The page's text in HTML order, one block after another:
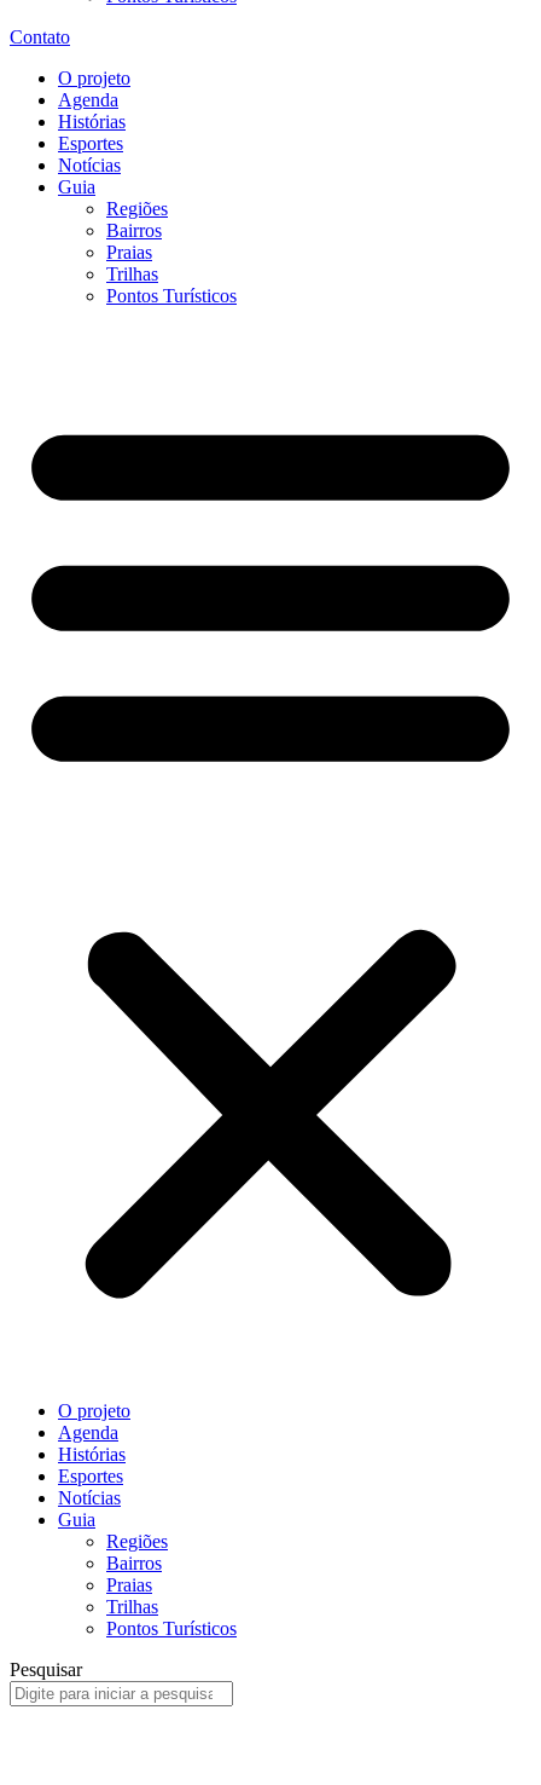
Contato
O projeto
Agenda
Histórias
Esportes
Notícias
Guia
Regiões
Bairros
Praias
Trilhas
Pontos Turísticos
O projeto
Agenda
Histórias
Esportes
Notícias
Guia
Regiões
Bairros
Praias
Trilhas
Pontos Turísticos
Pesquisar